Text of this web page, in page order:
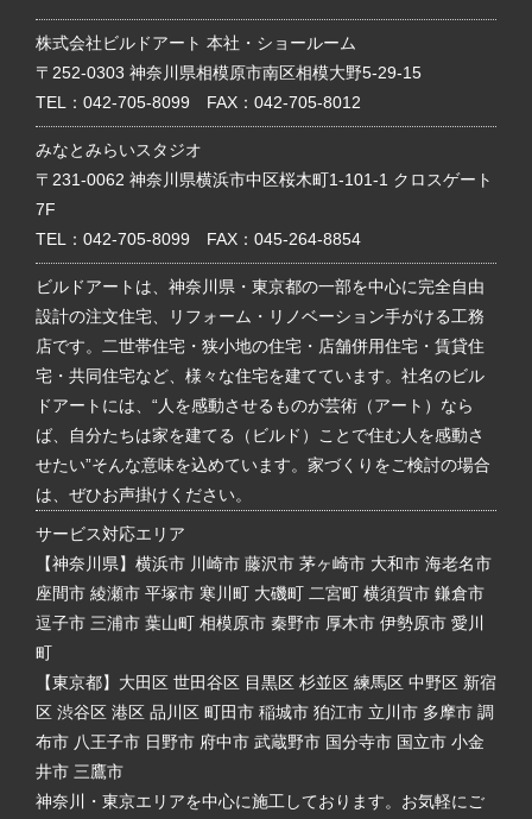
株式会社ビルドアート 本社・ショールーム
〒252-0303 神奈川県相模原市南区相模大野5-29-15
TEL： 042-705-8099 FAX：042-705-8012
みなとみらいスタジオ
〒231-0062 神奈川県横浜市中区桜木町1-101-1 クロスゲート
7F
TEL： 042-705-8099 FAX：045-264-8854
ビルドアートは、神奈川県・東京都の一部を中心に完全自由
設計の注文住宅、リフォーム・リノベーション手がける工務
店です。二世帯住宅・狭小地の住宅・店舗併用住宅・賃貸住
宅・共同住宅など、様々な住宅を建てています。社名のビル
ドアートには、“人を感動させるものが芸術（アート）なら
ば、自分たちは家を建てる（ビルド）ことで住む人を感動さ
せたい”そんな意味を込めています。家づくりをご検討の場合
は、ぜひお声掛けください。
サービス対応エリア
【神奈川県】横浜市 川崎市 藤沢市 茅ヶ崎市 大和市 海老名市
座間市 綾瀬市 平塚市 寒川町 大磯町 二宮町 横須賀市 鎌倉市
逗子市 三浦市 葉山町 相模原市 秦野市 厚木市 伊勢原市 愛川
町
【東京都】大田区 世田谷区 目黒区 杉並区 練馬区 中野区 新宿
区 渋谷区 港区 品川区 町田市 稲城市 狛江市 立川市 多摩市 調
布市 八王子市 日野市 府中市 武蔵野市 国分寺市 国立市 小金
井市 三鷹市
神奈川・東京エリアを中心に施工しております。お気軽にご